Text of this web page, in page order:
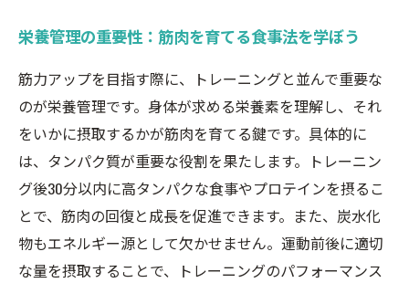
栄養管理の重要性：筋肉を育てる食事法を学ぼう
筋力アップを目指す際に、トレーニングと並んで重要な
のが栄養管理です。身体が求める栄養素を理解し、それ
をいかに摂取するかが筋肉を育てる鍵です。具体的に
は、タンパク質が重要な役割を果たします。トレーニン
グ後30分以内に高タンパクな食事やプロテインを摂るこ
とで、筋肉の回復と成長を促進できます。また、炭水化
物もエネルギー源として欠かせません。運動前後に適切
な量を摂取することで、トレーニングのパフォーマンス